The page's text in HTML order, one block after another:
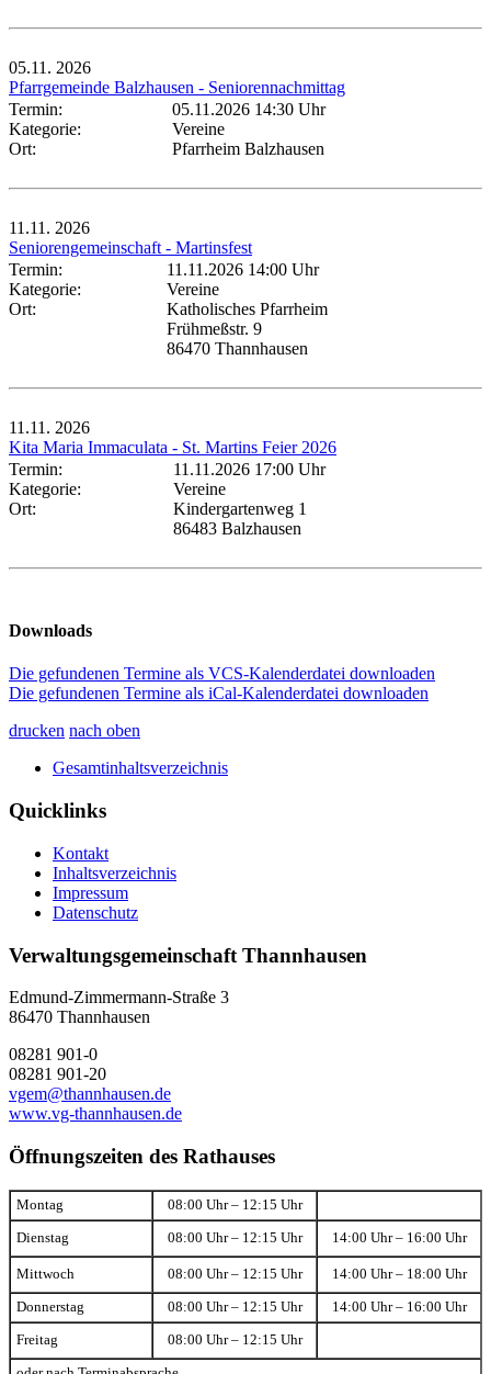
05.11. 2026
Pfarrgemeinde Balzhausen - Seniorennachmittag
Termin:
05.11.2026 14:30 Uhr
Kategorie:
Vereine
Ort:
Pfarrheim Balzhausen
11.11. 2026
Seniorengemeinschaft - Martinsfest
Termin:
11.11.2026 14:00 Uhr
Kategorie:
Vereine
Ort:
Katholisches Pfarrheim
Frühmeßstr. 9
86470 Thannhausen
11.11. 2026
Kita Maria Immaculata - St. Martins Feier 2026
Termin:
11.11.2026 17:00 Uhr
Kategorie:
Vereine
Ort:
Kindergartenweg 1
86483 Balzhausen
Downloads
Die gefundenen Termine als VCS-Kalenderdatei downloaden
Die gefundenen Termine als iCal-Kalenderdatei downloaden
drucken nach oben
Gesamtinhaltsverzeichnis
Quicklinks
Kontakt
Inhaltsverzeichnis
Impressum
Datenschutz
Verwaltungsgemeinschaft Thannhausen
Edmund-Zimmermann-Straße 3
86470 Thannhausen
08281 901-0
08281 901-20
vgem@thannhausen.de
www.vg-thannhausen.de
Öffnungszeiten des Rathauses
Montag 08:00 Uhr – 12:15 Uhr
Dienstag 08:00 Uhr – 12:15 Uhr 14:00 Uhr – 16:00 Uhr
Mittwoch 08:00 Uhr – 12:15 Uhr 14:00 Uhr – 18:00 Uhr
Donnerstag 08:00 Uhr – 12:15 Uhr 14:00 Uhr – 16:00 Uhr
Freitag 08:00 Uhr – 12:15 Uhr